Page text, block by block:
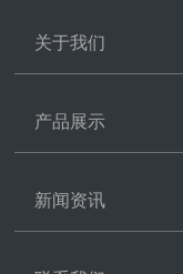
关于我们
产品展示
新闻资讯